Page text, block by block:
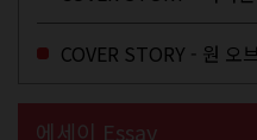
COVER STORY - 원 오
에세이 Essay